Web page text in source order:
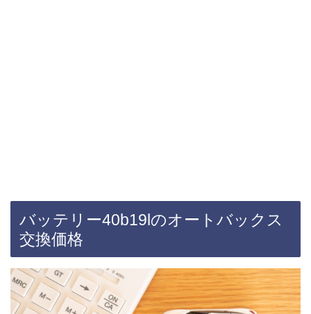
バッテリー40b19lのオートバックス
交換価格